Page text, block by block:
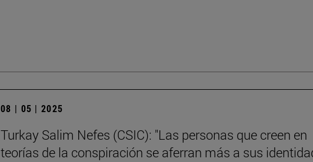
08 | 05 | 2025
Turkay Salim Nefes (CSIC): "Las personas que creen en
teorías de la conspiración se aferran más a sus